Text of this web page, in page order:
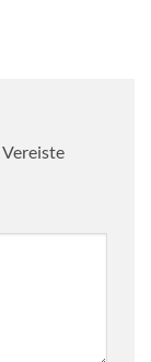
Vereiste